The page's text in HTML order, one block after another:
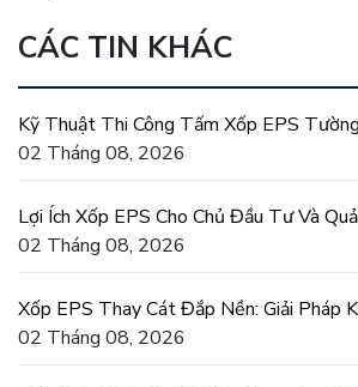
CÁC TIN KHÁC
Kỹ Thuật Thi Công Tấm Xốp EPS
Mái Đúng Chuẩn
02 Tháng 08, 2026
Lợi Ích Xốp EPS Cho Chủ Đầu Tư Và
Dự Án Xây Dựng
02 Tháng 08, 2026
Xốp EPS Thay Cát Đắp Nền: Giải Pháp
Hiếm Cát San Lấp
02 Tháng 08, 2026